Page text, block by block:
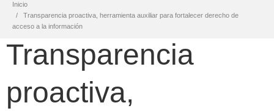
Inicio
Transparencia proactiva, herramienta auxiliar para fortalecer derecho de
acceso a la información
Transparencia
proactiva,